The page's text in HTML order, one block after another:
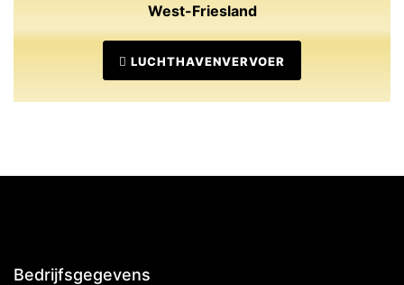
West-Friesland
LUCHTHAVENVERVOER
Bedrijfsgegevens